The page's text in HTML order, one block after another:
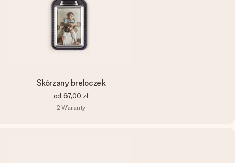
Skórzany breloczek
od 67,00 zł
2 Warianty